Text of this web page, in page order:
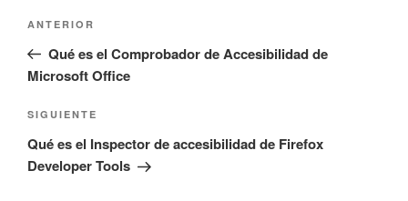
Navegación
entradas
Entrada
anterior:
ANTERIOR
Qué es el Comprobador de Accesibilidad de
Microsoft Office
Siguiente
entrada
SIGUIENTE
Qué es el Inspector de accesibilidad de Firefox
Developer Tools